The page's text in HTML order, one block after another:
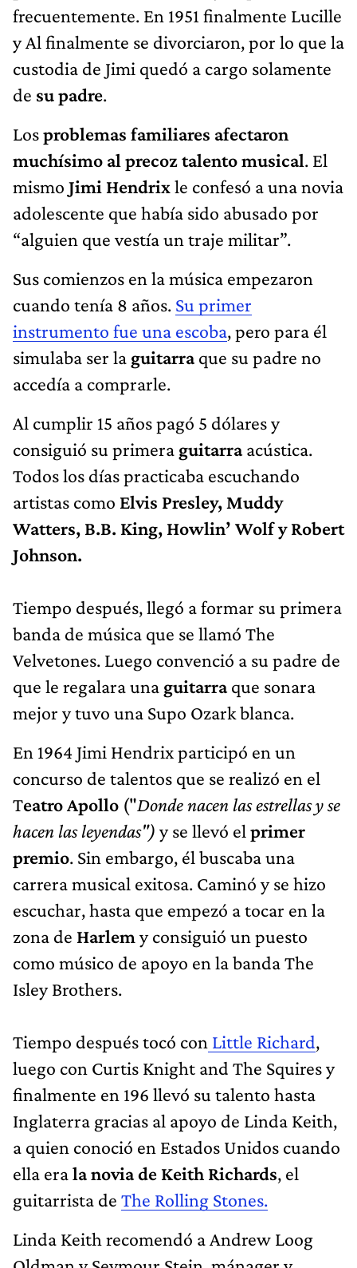
frecuentemente. En 1951 finalmente Lucille
y Al finalmente se divorciaron, por lo que la
custodia de Jimi quedó a cargo solamente
de su padre.
Losproblemas familiares afectaron
muchísimo al precoz talento musical. El
mismo Jimi Hendrix le confesó a una novia
adolescente que había sido abusado por
“alguien que vestía un traje militar”.
Sus comienzos en la música empezaron
cuando tenía 8 años. Su primer
instrumento fue una escoba, pero para él
simulaba ser la guitarraque su padre no
accedía a comprarle.
Al cumplir 15 años pagó 5 dólares y
consiguió su primera guitarraacústica.
Todos los días practicaba escuchando
artistas como Elvis Presley, Muddy
Watters, B.B. King, Howlin’ Wolf y Robert
Johnson.
Tiempo después, llegó a formar su primera
banda de música que se llamó The
Velvetones. Luego convenció a su padre de
que le regalara una guitarraque sonara
mejor y tuvo una Supo Ozark blanca.
En 1964 Jimi Hendrix participó en un
concurso de talentos que se realizó en el
Teatro Apollo ("Donde nacen las estrellas y se
hacen las leyendas") y se llevó el primer
premio. Sin embargo, él buscaba una
carrera musical exitosa. Caminó y se hizo
escuchar, hasta que empezó a tocar en la
zona de Harlem y consiguió un puesto
como músico de apoyo en la banda The
Isley Brothers.
Tiempo después tocó con Little Richard,
luego con Curtis Knight and The Squires y
finalmente en 196 llevó su talento hasta
Inglaterra gracias al apoyo de Linda Keith,
a quien conoció en Estados Unidos cuando
ella erala novia de Keith Richards, el
guitarrista de The Rolling Stones.
Linda Keith recomendó a Andrew Loog